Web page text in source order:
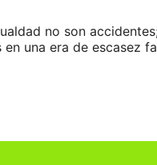
no son
una era de